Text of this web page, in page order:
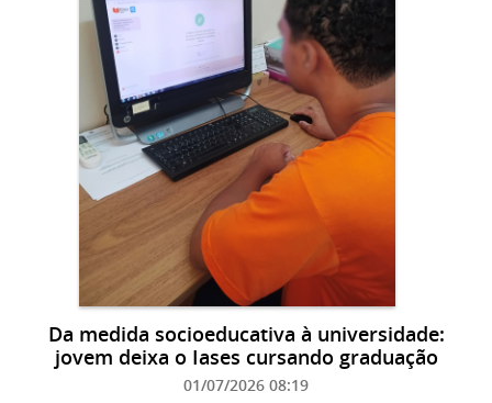
Da medida socioeducativa à universidade:
jovem deixa o Iases cursando graduação
01/07/2026 08:19